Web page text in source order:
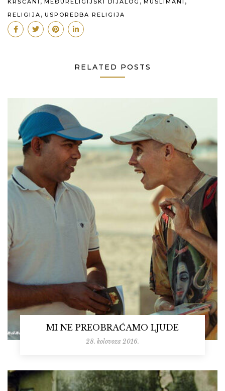
KRŠĆANI MEĐURELIGIJSKI DIJALOG MUSLIMANI
RELIGIJA , USPOREDBA RELIGIJA
RELATED POSTS
MI NE PREOBRAĆAMO LJUDE
28. kolovoza 2016.